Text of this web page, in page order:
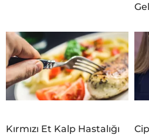
Kırmızı Et Kalp Hastalığı